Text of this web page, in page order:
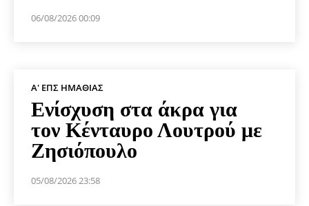
06/08/2026 00:09
Α' ΕΠΣ ΗΜΑΘΊΑΣ
Ενίσχυση στα άκρα για
τον Κένταυρο Λουτρού με
Ζησιόπουλο
05/08/2026 23:58